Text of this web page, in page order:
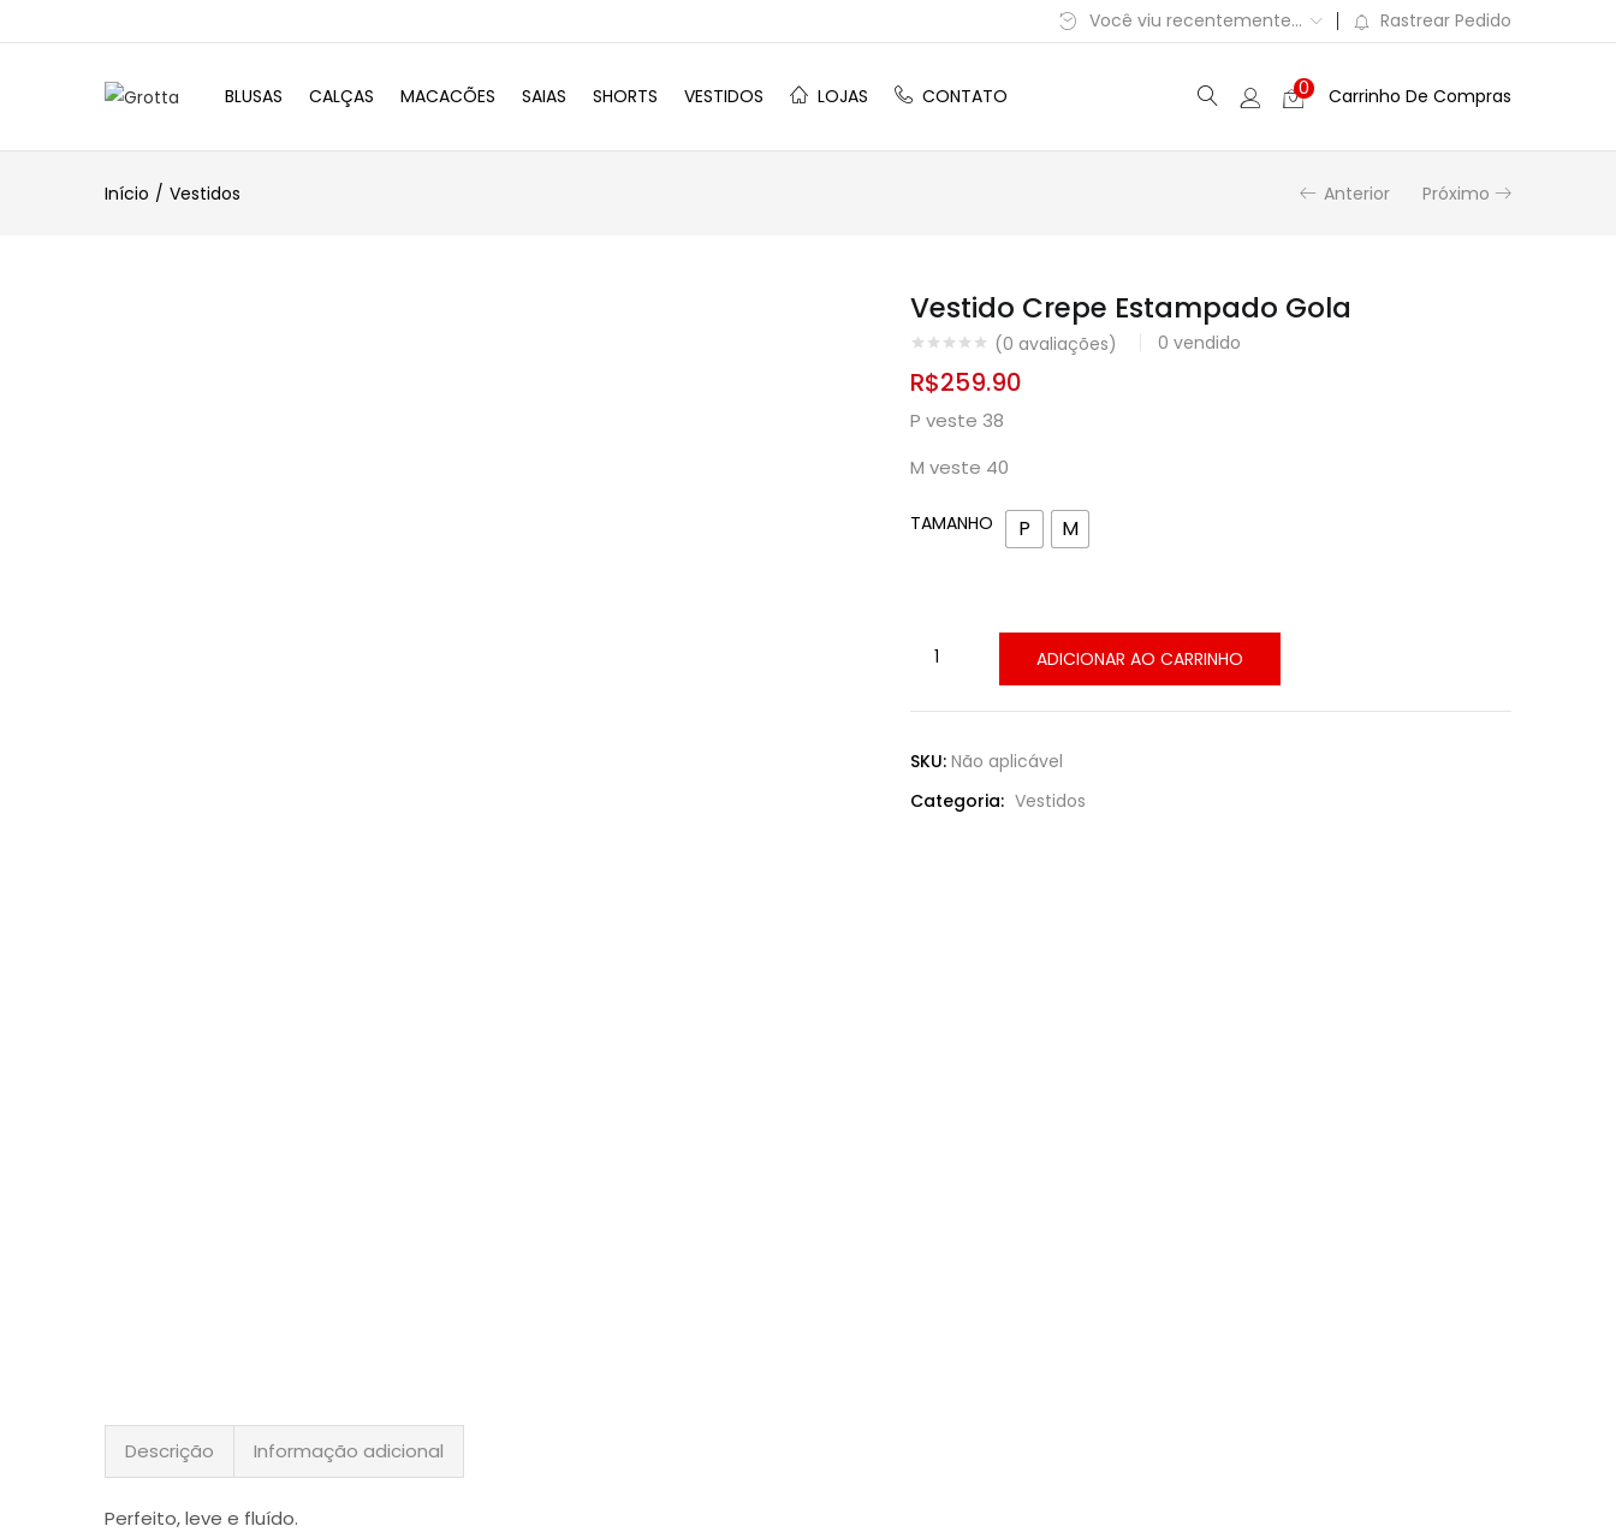
Rastrear Pedido
Você viu recentemente...
BLUSAS CALÇAS MACACÕES SAIAS SHORTS VESTIDOS LOJAS CONTATO 0 Carrinho De Compras
Início Vestidos Anterior Próximo
Vestido Crepe Estampado Gola
(0 avaliações) 0 vendido
R$259.90
P veste 38
M veste 40
TAMANHO P M
ADICIONAR AO CARRINHO
SKU: Não aplicável
Categoria: Vestidos
Descrição Informação adicional
Perfeito, leve e fluído.